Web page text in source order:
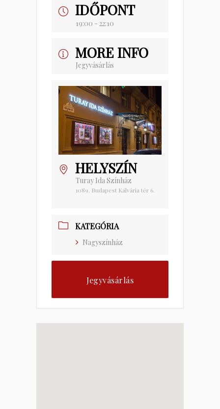
IDŐPONT
19:00 - 22:10
MORE INFO
Jegyvásárlás
HELYSZÍN
Turay Ida Színház
1089. Budapest Kálvária tér 6.
KATEGÓRIA
Nagyszínház
Jegyvásárlás